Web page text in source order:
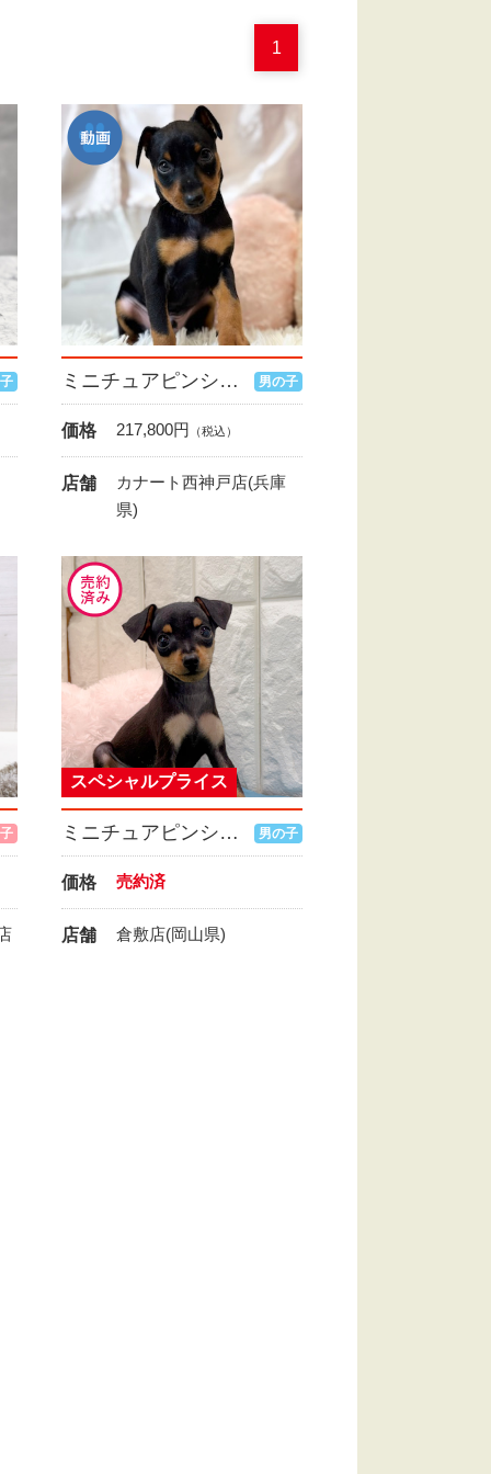
1
ミニチュアピンシャー 男の子
価格 217,800円 （税込）
店舗
カナート西神戸店(兵庫
県)
ミニチュアピンシャー 男の子
スペシャルプライス
価格 売約済
店舗 倉敷店(岡山県)